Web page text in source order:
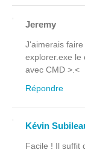
Jeremy
J'aimerais
explorer.exe le
avec CMD >.<
Répondre
Kévin
Facile ! Il suffit